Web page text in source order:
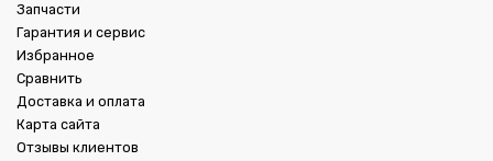
Запчасти
Гарантия и сервис
Избранное
Сравнить
Доставка и оплата
Карта сайта
Отзывы клиентов